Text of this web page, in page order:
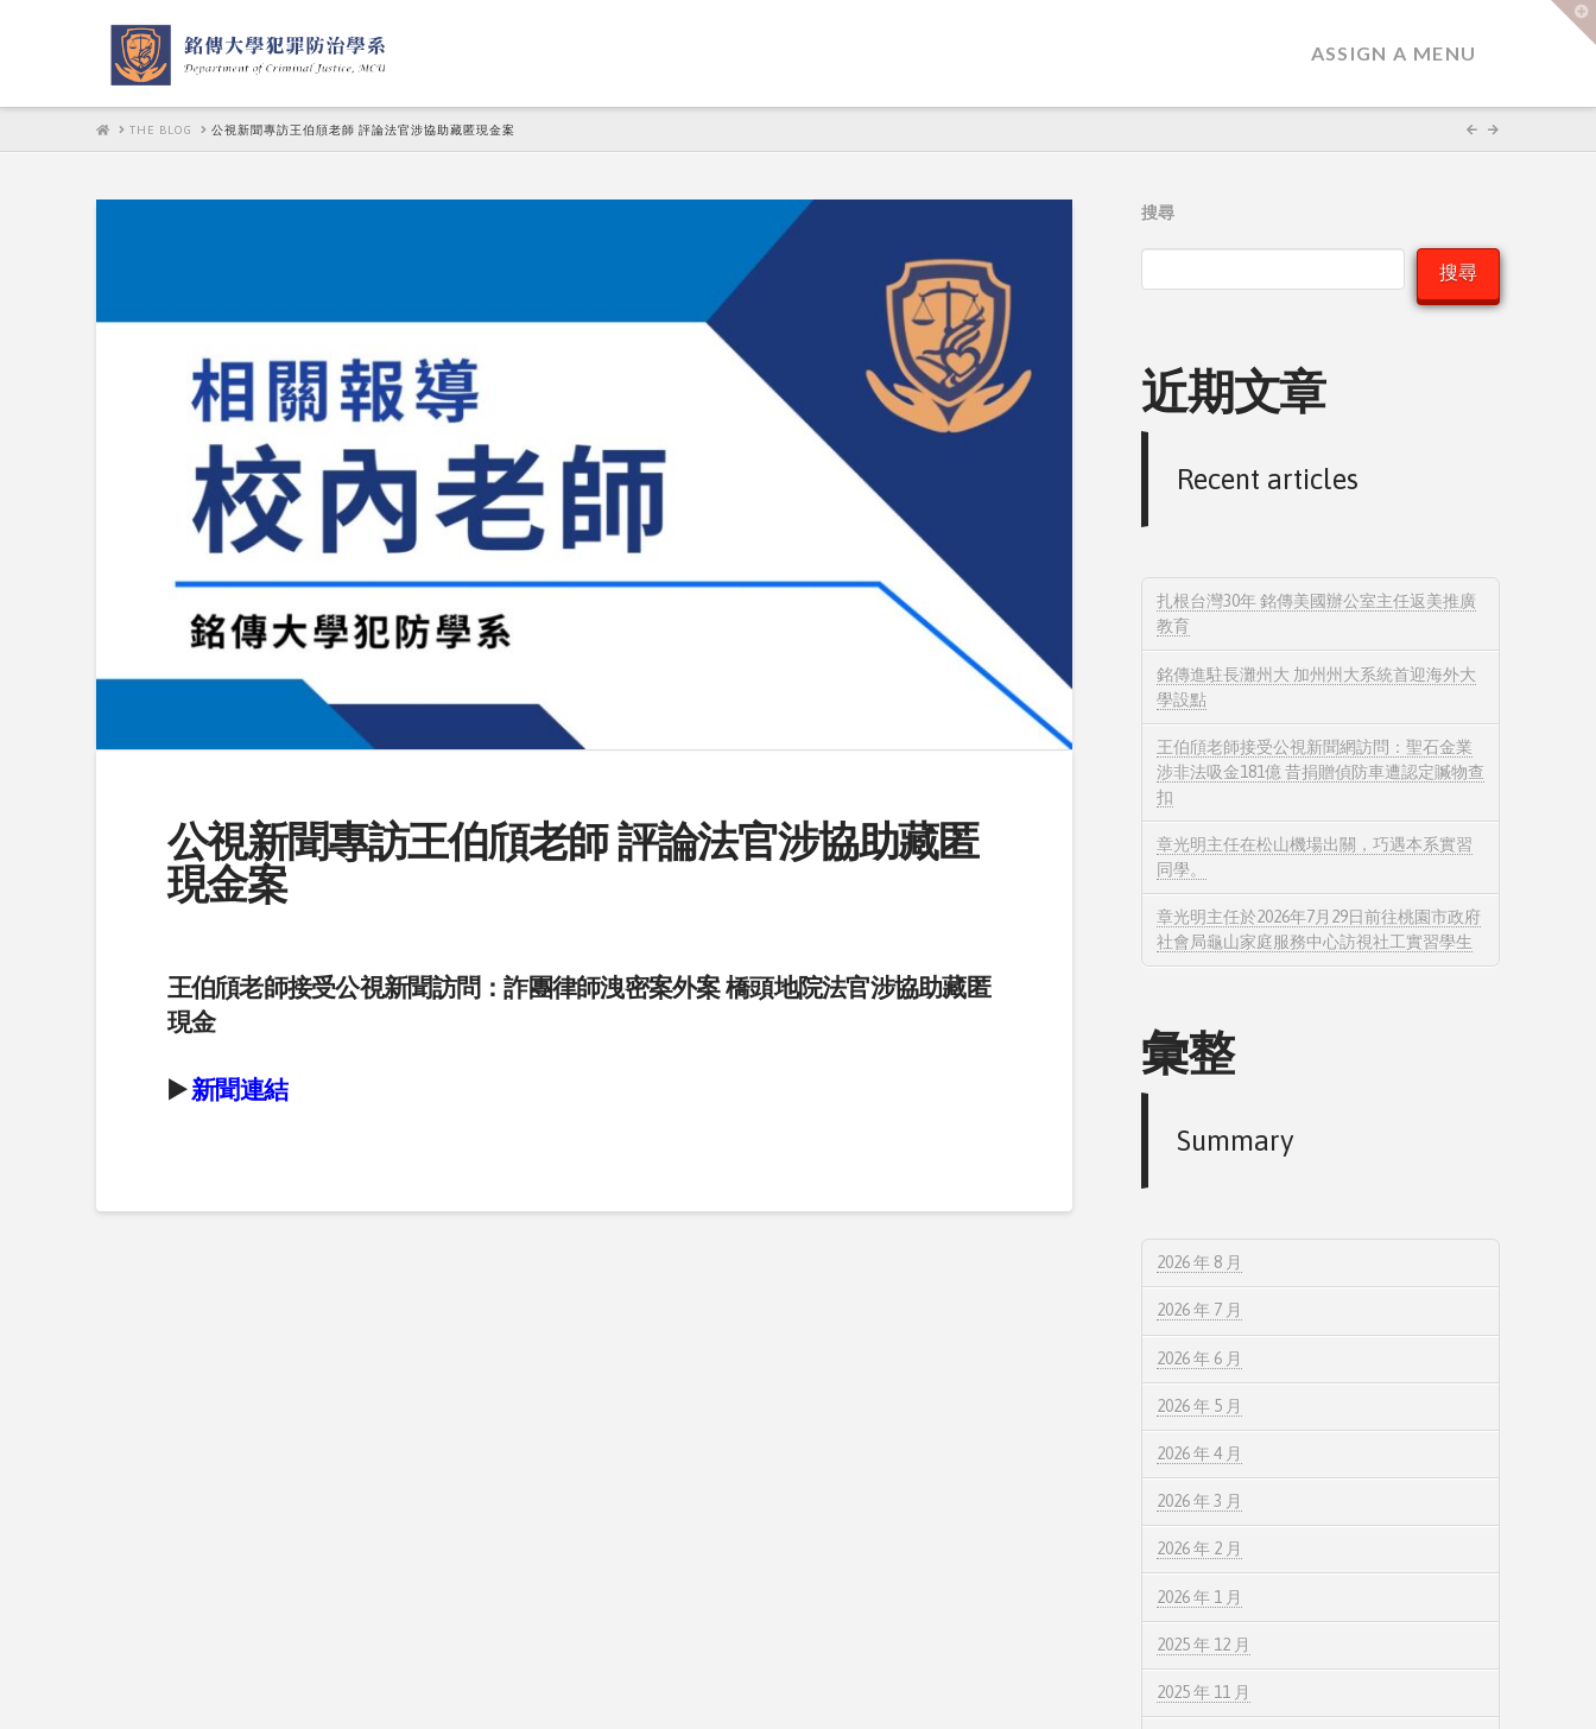
ASSIGN A MENU
HOMETHE BLOG 公視新聞專訪王伯頎老師 評論法官涉協助藏匿現金案
公視新聞專訪王伯頎老師 評論法官涉協助藏匿
現金案
王伯頎老師接受公視新聞訪問：詐團律師洩密案外案 橋頭地院法官涉協助藏匿
現金
▶️新聞連結
搜尋
搜尋
近期文章
Recent articles
扎根台灣30年 銘傳美國辦公室主任返美推廣
教育
銘傳進駐長灘州大 加州州大系統首迎海外大
學設點
王伯頎老師接受公視新聞網訪問：聖石金業
涉非法吸金181億 昔捐贈偵防車遭認定贓物查
扣
章光明主任在松山機場出關，巧遇本系實習
同學。
章光明主任於2026年7月29日前往桃園市政府
社會局龜山家庭服務中心訪視社工實習學生
彙整
Summary
2026 年 8 月
2026 年 7 月
2026 年 6 月
2026 年 5 月
2026 年 4 月
2026 年 3 月
2026 年 2 月
2026 年 1 月
2025 年 12 月
2025 年 11 月